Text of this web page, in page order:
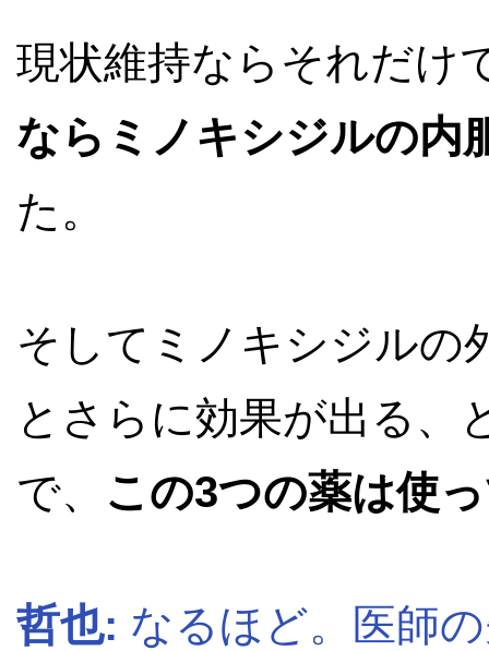
現状維持ならそれだけ
ならミノキシジルの内
た。
そしてミノキシジルの
とさらに効果が出る、
で、 この3つの薬は使
哲也: なるほど。医師